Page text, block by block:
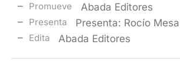
Promueve Abada Editores
Presenta Presenta: Rocío Mesa
Edita Abada Editores